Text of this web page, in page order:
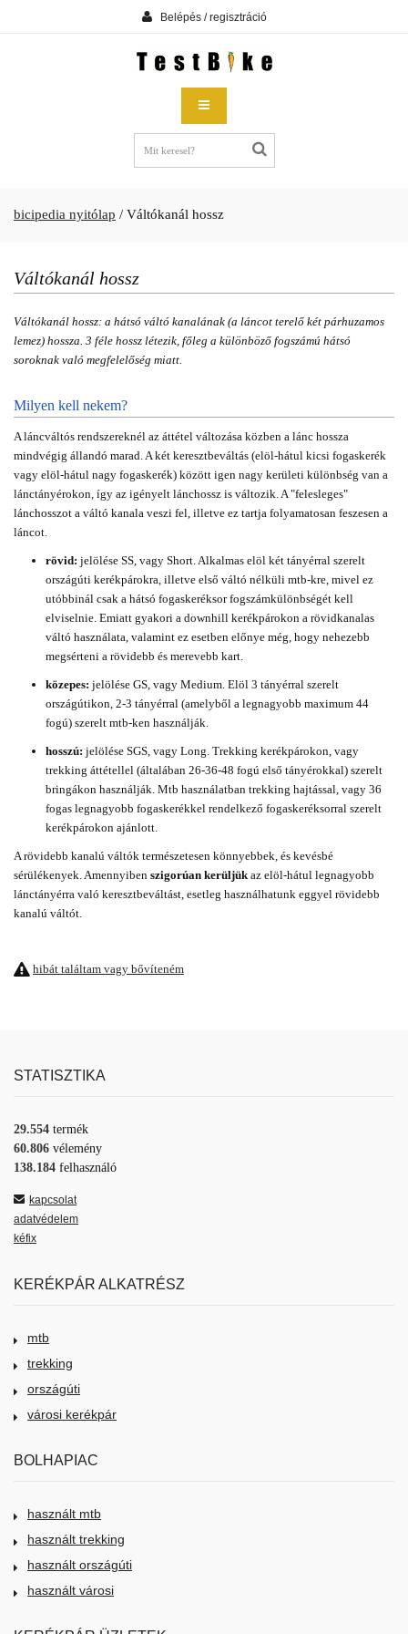
Belépés / regisztráció
bicipedia nyitólap / Váltókanál hossz
Váltókanál hossz
Váltókanál hossz: a hátsó váltó kanalának (a láncot terelő két párhuzamos
lemez) hossza. 3 féle hossz létezik, főleg a különböző fogszámú hátsó
soroknak való megfelelőség miatt.
Milyen kell nekem?
A láncváltós rendszereknél az áttétel változása közben a lánc hossza
mindvégig állandó marad. A két keresztbeváltás (elöl-hátul kicsi fogaskerék
vagy elöl-hátul nagy fogaskerék) között igen nagy kerületi különbség van a
lánctányérokon, így az igényelt lánchossz is változik. A "felesleges"
lánchosszot a váltó kanala veszi fel, illetve ez tartja folyamatosan feszesen a
láncot.
rövid: jelölése SS, vagy Short. Alkalmas elöl két tányérral szerelt
országúti kerékpárokra, illetve első váltó nélküli mtb-kre, mivel ez
utóbbinál csak a hátsó fogaskeréksor fogszámkülönbségét kell
elviselnie. Emiatt gyakori a downhill kerékpárokon a rövidkanalas
váltó használata, valamint ez esetben előnye még, hogy nehezebb
megsérteni a rövidebb és merevebb kart.
közepes: jelölése GS, vagy Medium. Elöl 3 tányérral szerelt
országútikon, 2-3 tányérral (amelyből a legnagyobb maximum 44
fogú) szerelt mtb-ken használják.
hosszú: jelölése SGS, vagy Long. Trekking kerékpárokon, vagy
trekking áttétellel (általában 26-36-48 fogú első tányérokkal) szerelt
bringákon használják. Mtb használatban trekking hajtással, vagy 36
fogas legnagyobb fogaskerékkel rendelkező fogaskeréksorral szerelt
kerékpárokon ajánlott.
A rövidebb kanalú váltók természetesen könnyebbek, és kevésbé
sérülékenyek. Amennyiben szigorúan kerüljükaz elöl-hátul legnagyobb
lánctányérra való keresztbeváltást, esetleg használhatunk eggyel rövidebb
kanalú váltót.
hibát találtam vagy bővíteném
STATISZTIKA
29.554 termék
60.806 vélemény
138.184 felhasználó
kapcsolat
adatvédelem
kéfix
KERÉKPÁR ALKATRÉSZ
mtb
trekking
országúti
városi kerékpár
BOLHAPIAC
használt mtb
használt trekking
használt országúti
használt városi